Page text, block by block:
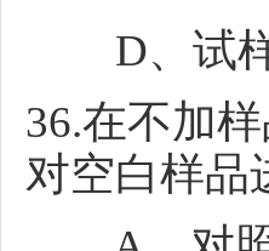
D、试样
36.在不加
对空白样品